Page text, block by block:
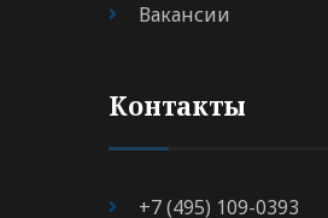
Вакансии
Контакты
+7 (495) 109-0393